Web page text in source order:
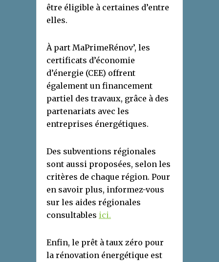
être éligible à certaines d’entre
elles.
À part MaPrimeRénov’, les
certificats d’économie
d’énergie (CEE) offrent
également un financement
partiel des travaux, grâce à des
partenariats avec les
entreprises énergétiques.
Des subventions régionales
sont aussi proposées, selon les
critères de chaque région. Pour
en savoir plus, informez-vous
sur les aides régionales
consultables ici.
Enfin, le prêt à taux zéro pour
la rénovation énergétique est